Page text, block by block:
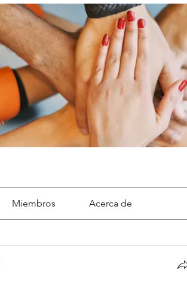
Miembros Acerca de